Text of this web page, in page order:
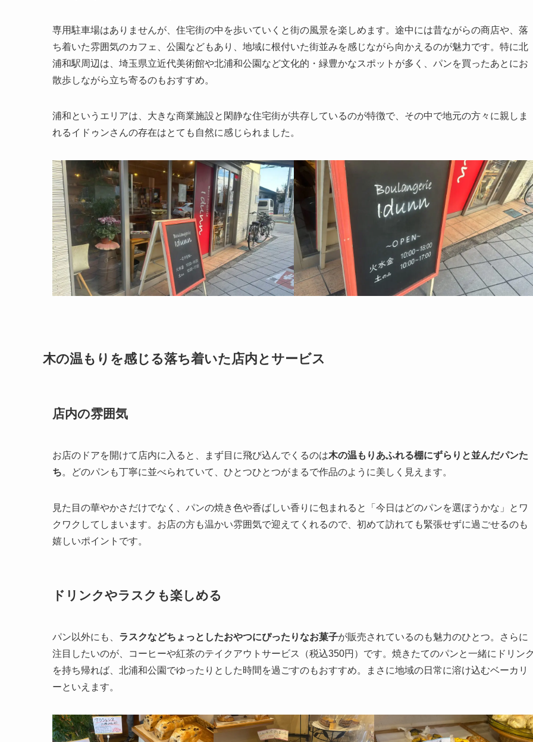
専用駐車場はありませんが、住宅街の中を歩いていくと街の風景を楽しめます。途中には昔ながらの商店や、落
ち着いた雰囲気のカフェ、公園などもあり、地域に根付いた街並みを感じながら向かえるのが魅力です。特に北
浦和駅周辺は、埼玉県立近代美術館や北浦和公園など文化的・緑豊かなスポットが多く、パンを買ったあとにお
散歩しながら立ち寄るのもおすすめ。
浦和というエリアは、大きな商業施設と閑静な住宅街が共存しているのが特徴で、その中で地元の方々に親しま
れるイドゥンさんの存在はとても自然に感じられました。
木の温もりを感じる落ち着いた店内とサービス
店内の雰囲気
お店のドアを開けて店内に入ると、まず目に飛び込んでくるのは木の温もりあふれる棚にずらりと並んだパンた
ち。どのパンも丁寧に並べられていて、ひとつひとつがまるで作品のように美しく見えます。
見た目の華やかさだけでなく、パンの焼き色や香ばしい香りに包まれると「今日はどのパンを選ぼうかな」とワ
クワクしてしまいます。お店の方も温かい雰囲気で迎えてくれるので、初めて訪れても緊張せずに過ごせるのも
嬉しいポイントです。
ドリンクやラスクも楽しめる
パン以外にも、 ラスクなどちょっとしたおやつにぴったりなお菓子が販売されているのも魅力のひとつ。さらに
注目したいのが、コーヒーや紅茶のテイクアウトサービス（税込350円）です。焼きたてのパンと一緒にドリン
を持ち帰れば、北浦和公園でゆったりとした時間を過ごすのもおすすめ。まさに地域の日常に溶け込むベーカリ
ーといえます。